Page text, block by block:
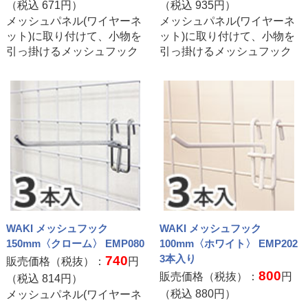
（税込 671円）
メッシュパネル(ワイヤーネ
ット)に取り付けて、小物を
引っ掛けるメッシュフック
（税込935円）
メッシュパネル(ワイヤーネ
ット)に取り付けて、小物を
引っ掛けるメッシュフック
WAKI メッシュフック
150mm〈クローム〉 EMP080
販売価格（税抜）： 740円
（税込 814円）
メッシュパネル(ワイヤーネ
WAKI メッシュフック
100mm〈ホワイト〉 EMP202
3本入り
販売価格（税抜）：800円
（税込880円）